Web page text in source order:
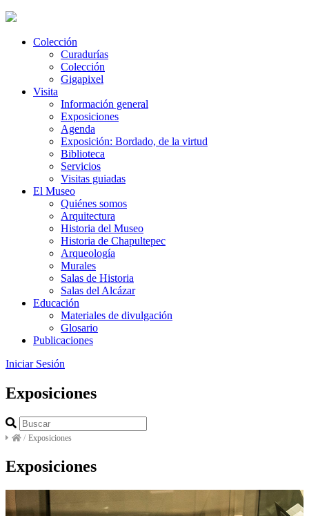
Colección
Curadurías
Colección
Gigapixel
Visita
Información general
Exposiciones
Agenda
Exposición: Bordado, de la virtud
Biblioteca
Servicios
Visitas guiadas
El Museo
Quiénes somos
Arquitectura
Historia del Museo
Historia de Chapultepec
Arqueología
Murales
Salas de Historia
Salas del Alcázar
Educación
Materiales de divulgación
Glosario
Publicaciones
Iniciar Sesión
Exposiciones
/ Exposiciones
Exposiciones